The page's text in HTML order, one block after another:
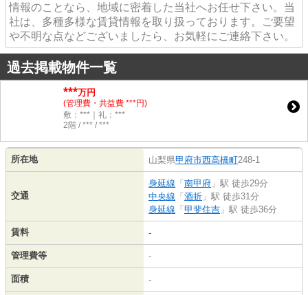
情報のことなら、地域に密着した当社へお任せ下さい。当
社は、多種多様な賃貸情報を取り扱っております。ご要望
や不明な点などございましたら、お気軽にご連絡下さい。
過去掲載物件一覧
***万円
(管理費・共益費 ***円)
敷：***｜礼：***
2階 / *** / ***
所在地 山梨県甲府市西高橋町248-1
交通
身延線 「 南甲府 」駅 徒歩29分
中央線 「 酒折 」駅 徒歩31分
身延線 「 甲斐住吉 」駅 徒歩36分
賃料 -
管理費等 -
面積 -